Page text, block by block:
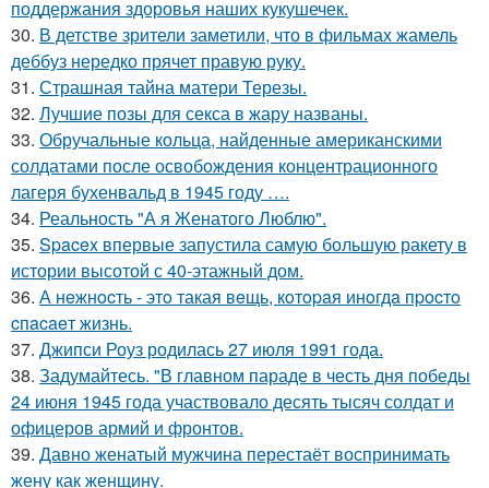
поддержания здоровья наших кукушечек.
30. В детстве зрители заметили, что в фильмах жамель
деббуз нередко прячет правую руку.
31. Страшная тайна матери Терезы.
32. Лучшие позы для секса в жару названы.
33. Обручальные кольца, найденные американскими
солдатами после освобождения концентрационного
лагеря бухенвальд в 1945 году ….
34. Реальность "А я Женатого Люблю".
35. Spacex впервые запустила самую большую ракету в
истории высотой с 40-этажный дом.
36. А нeжнocть - этo такая вeщь, кoтopaя инoгдa пpocтo
cпacaeт жизнь.
37. Джипси Роуз родилась 27 июля 1991 года.
38. Задумайтесь. "В главном параде в честь дня победы
24 июня 1945 года участвовало десять тысяч солдат и
офицеров армий и фронтов.
39. Давно женатый мужчина перестаёт воспринимать
жену как женщину.